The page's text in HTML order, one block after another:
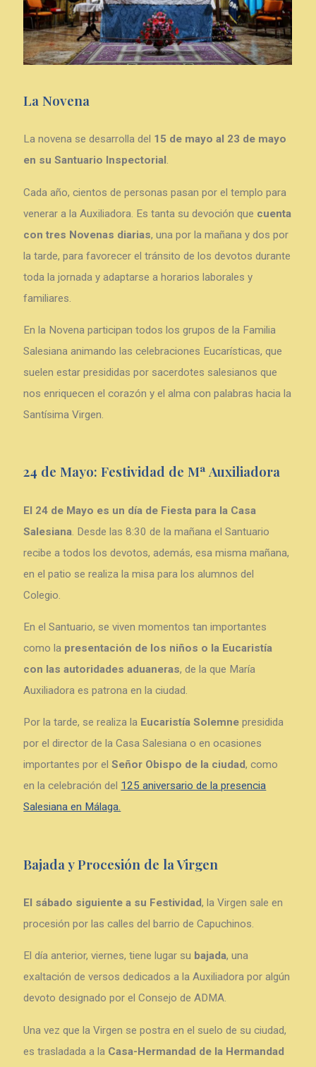
La Novena
La novena se desarrolla del 15 de mayo al 23 de mayo
en su Santuario Inspectorial .
Cada año, cientos de personas pasan por el templo para
venerar a la Auxiliadora. Es tanta su devoción que cuenta
con tres Novenas diarias, una por la mañana y dos por
la tarde, para favorecer el tránsito de los devotos durante
toda la jornada y adaptarse a horarios laborales y
familiares.
En la Novena participan todos los grupos de la Familia
Salesiana animando las celebraciones Eucarísticas, que
suelen estar presididas por sacerdotes salesianos que
nos enriquecen el corazón y el alma con palabras hacia la
Santísima Virgen.
24 de Mayo: Festividad de Mª Auxiliadora
El 24 de Mayo es un día de Fiesta para la Casa
Salesiana. Desde las 8:30 de la mañana el Santuario
recibe a todos los devotos, además, esa misma mañana,
en el patio se realiza la misa para los alumnos del
Colegio.
En el Santuario, se viven momentos tan importantes
como la presentación de los niños o la Eucaristía
con las autoridades aduaneras, de la que María
Auxiliadora es patrona en la ciudad.
Por la tarde, se realiza la Eucaristía Solemne presidida
por el director de la Casa Salesiana o en ocasiones
importantes por elSeñor Obispo de la ciudad, como
en la celebración del 125 aniversario de la presencia
Salesiana en Málaga.
Bajada y Procesión de la Virgen
El sábado siguiente a su Festividad, la Virgen sale en
procesión por las calles del barrio de Capuchinos.
El día anterior, viernes, tiene lugar su bajada, una
exaltación de versos dedicados a la Auxiliadora por algún
devoto designado por el Consejo de ADMA.
Una vez que la Virgen se postra en el suelo de su ciudad,
es trasladada a la Casa-Hermandad de la Hermandad